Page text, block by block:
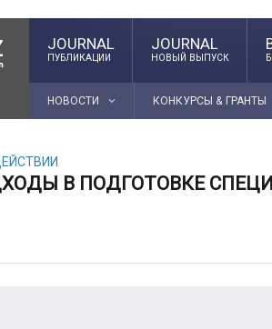
JOURNAL
ПУБЛИКАЦИИ
JOURNAL
НОВЫЙ ВЫПУСК
НОВОСТИ КОНКУРСЫ & ГРАНТЫ
В ПОДГОТОВКЕ